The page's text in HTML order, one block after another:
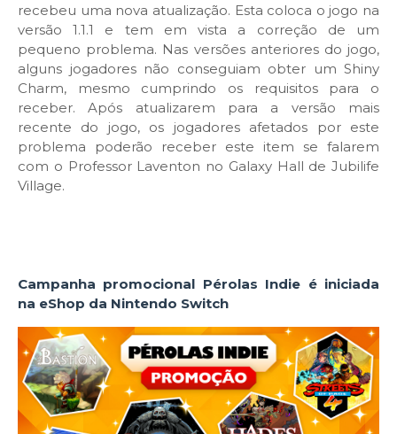
recebeu uma nova atualização. Esta coloca o jogo na
versão 1.1.1 e tem em vista a correção de um
pequeno problema. Nas versões anteriores do jogo,
alguns jogadores não conseguiam obter um Shiny
Charm, mesmo cumprindo os requisitos para o
receber. Após atualizarem para a versão mais
recente do jogo, os jogadores afetados por este
problema poderão receber este item se falarem
com o Professor Laventon no Galaxy Hall de Jubilife
Village.
Campanha promocional Pérolas Indie é iniciada
na eShop da Nintendo Switch